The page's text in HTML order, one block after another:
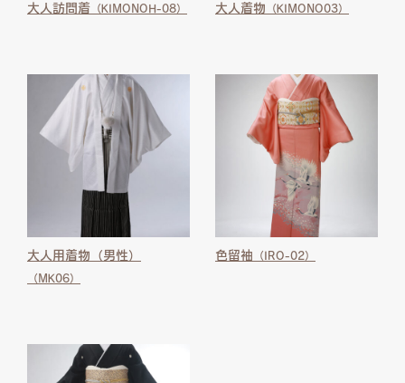
大人訪問着 （KIMONOH-08） 大人着物 （KIMONO03）
大人用着物（男性）
（MK06）
色留袖 （IRO-02）